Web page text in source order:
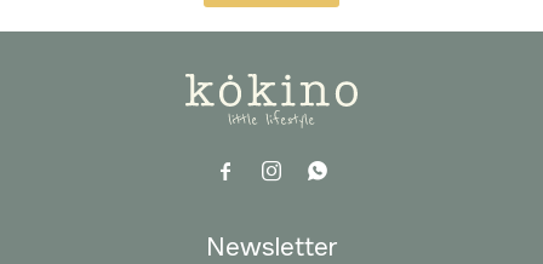
  
Newsletter